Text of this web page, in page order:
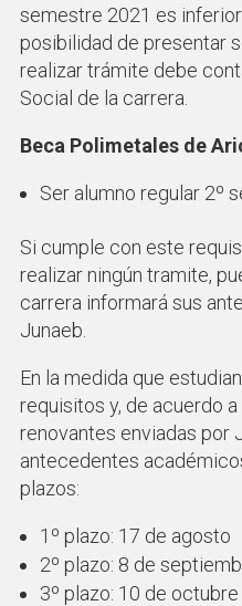
semestre 2021 es
posibilidad de presentar
realizar trámite debe
Social de la carrera.
Beca Polimetales de
Ser alumno regular 2º
Si cumple con este
realizar ningún tramite,
carrera informará sus
Junaeb.
En la medida que
requisitos y, de acuerdo
renovantes enviadas por
antecedentes
plazos:
1º plazo: 17 de agosto
2º plazo: 8 de
3º plazo: 10 de octubre